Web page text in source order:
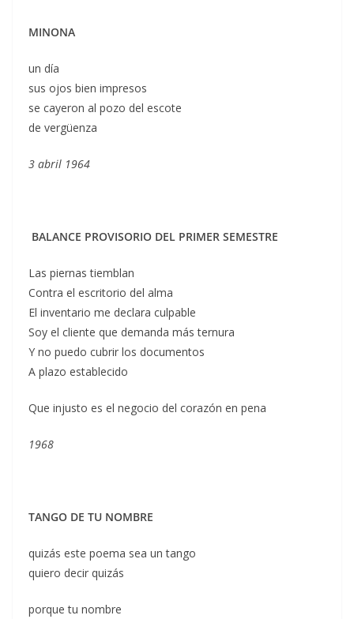
MINONA
un día
sus ojos bien impresos
se cayeron al pozo del escote
de vergüenza
3 abril 1964
BALANCE PROVISORIO DEL PRIMER SEMESTRE
Las piernas tiemblan
Contra el escritorio del alma
El inventario me declara culpable
Soy el cliente que demanda más ternura
Y no puedo cubrir los documentos
A plazo establecido
Que injusto es el negocio del corazón en pena
1968
TANGO DE TU NOMBRE
quizás este poema sea un tango
quiero decir quizás
porque tu nombre